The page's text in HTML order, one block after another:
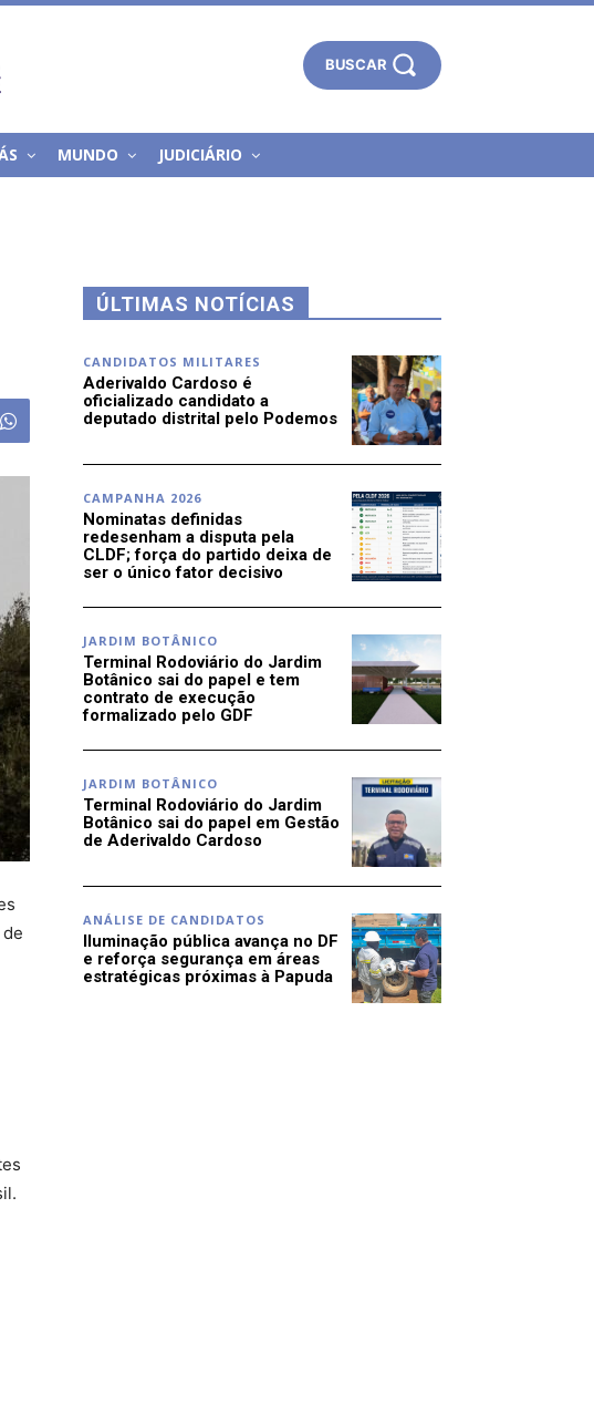
BUSCAR
MUNDO JUDICIÁRIO
ÚLTIMAS NOTÍCIAS
CANDIDATOS MILITARES
Aderivaldo Cardoso é
oficializado candidato a
deputado distrital pelo Podemos
CAMPANHA 2026
Nominatas definidas
redesenham a disputa pela
CLDF; força do partido deixa de
ser o único fator decisivo
JARDIM BOTÂNICO
Terminal Rodoviário do Jardim
Botânico sai do papel e tem
contrato de execução
formalizado pelo GDF
JARDIM BOTÂNICO
Terminal Rodoviário do Jardim
Botânico sai do papel em Gestão
de Aderivaldo Cardoso
ANÁLISE DE CANDIDATOS
Iluminação pública avança no DF
e reforça segurança em áreas
estratégicas próximas à Papuda